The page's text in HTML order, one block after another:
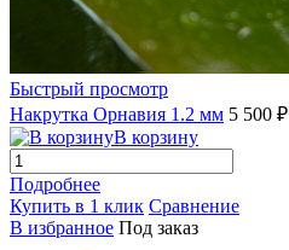
Быстрый просмотр
Накрутка Орнавия 1.2 мм 5 500 ₽
В корзину
Подробнее
Купить в 1 клик Сравнение
В избранное Под заказ